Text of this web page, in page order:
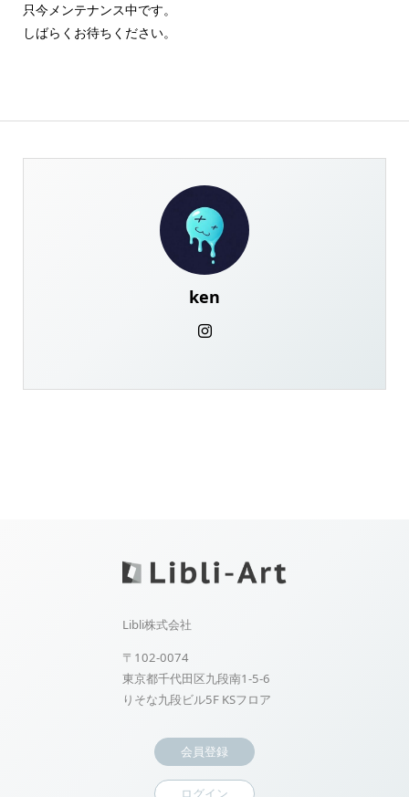
只今メンテナンス中です。
しばらくお待ちください。
ken
Libli株式会社
〒102-0074
東京都千代田区九段南1-5-6
りそな九段ビル5F KSフロア
会員登録
ログイン